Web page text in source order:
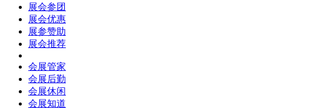
展会参团
展会优惠
展参赞助
展会推荐
会展管家
会展后勤
会展休闲
会展知道